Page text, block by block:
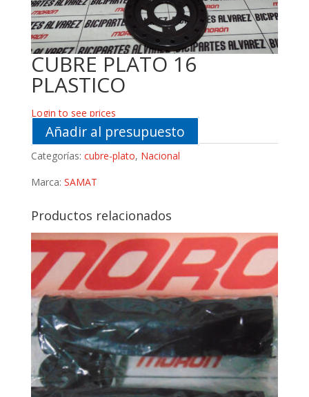
CUBRE PLATO 16
PLASTICO
Login to see prices
Añadir al presupuesto
Categorías: cubre-plato, Nacional
Marca: SAMAT
Productos relacionados